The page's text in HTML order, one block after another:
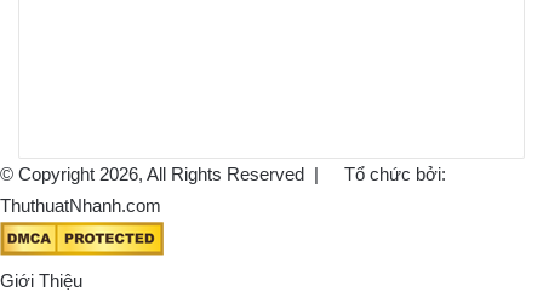
© Copyright 2026, All Rights Reserved |
Tổ chức bởi:
ThuthuatNhanh.com
Giới Thiệu